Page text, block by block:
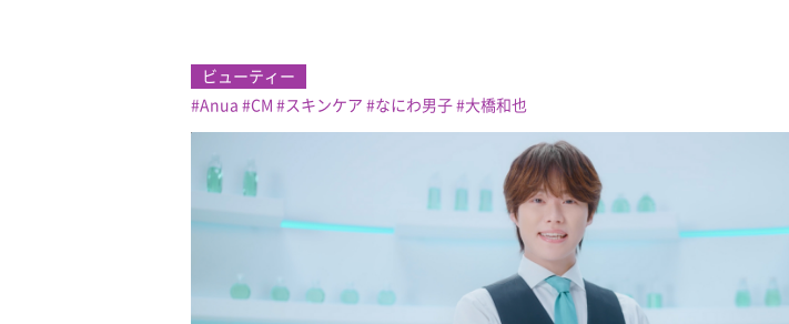
ビューティー
Anua CM スキンケア なにわ男子 大橋和也